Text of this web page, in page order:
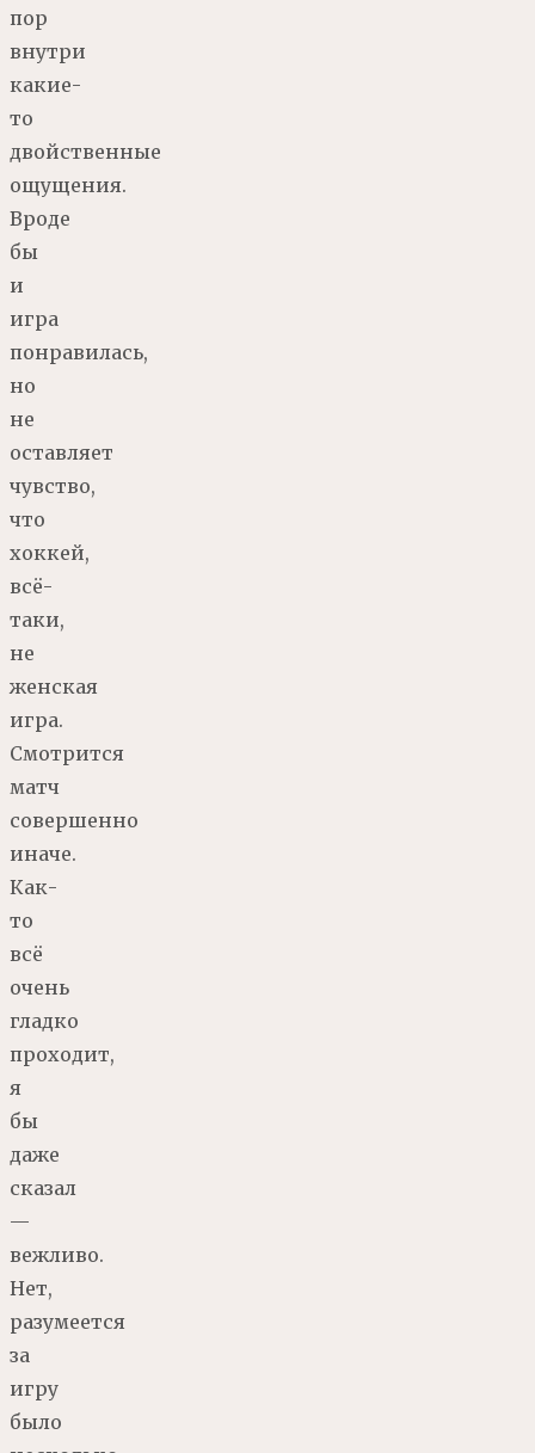
пор
внутри
какие-
то
двойственные
ощущения.
Вроде
бы
и
игра
понравилась,
но
не
оставляет
чувство,
что
хоккей,
всё-
таки,
не
женская
игра.
Смотрится
матч
совершенно
иначе.
Как-
то
всё
очень
гладко
проходит,
я
бы
даже
сказал
—
вежливо.
Нет,
разумеется
за
игру
было